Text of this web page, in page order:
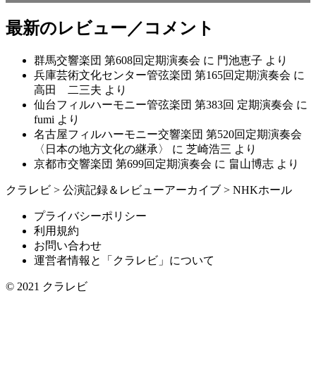
最新のレビュー／コメント
群馬交響楽団 第608回定期演奏会 に 門池恵子 より
兵庫芸術文化センター管弦楽団 第165回定期演奏会 に
高田 二三夫 より
仙台フィルハーモニー管弦楽団 第383回 定期演奏会 に
fumi より
名古屋フィルハーモニー交響楽団 第520回定期演奏会
〈日本の地方文化の継承〉
に 芝崎浩三 より
京都市交響楽団 第699回定期演奏会 に 畠山博志 より
クラレビ > 公演記録＆レビューアーカイブ > NHKホール
プライバシーポリシー
利用規約
お問い合わせ
運営者情報と「クラレビ」について
© 2021 クラレビ